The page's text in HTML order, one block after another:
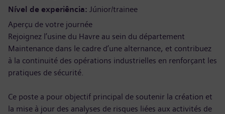
Nível de experiência Júnior/trainee
Aperçu de votre journée
Rejoignez l’usine du Havre au sein du département
Maintenance dans le cadre d’une alternance, et contribuez
à la continuité des opérations industrielles en renforçant les
pratiques de sécurité.
Ce poste a pour objectif principal de soutenir la création et
la mise à jour des analyses de risques liées aux activités de